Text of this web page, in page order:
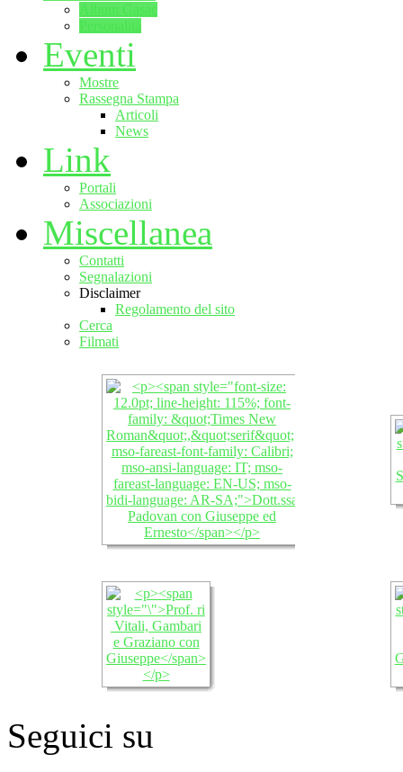
Eventi
Mostre
Rassegna Stampa
Articoli
News
Link
Portali
Associazioni
Miscellanea
Contatti
Segnalazioni
Disclaimer
Regolamento del sito
Cerca
Filmati
Seguici su